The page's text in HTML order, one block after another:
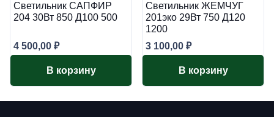
Светильник САПФИР
204 30Вт 850 Д100 500
4 500,00 ₽
В корзину
Светильник ЖЕМЧУГ
201эко 29Вт 750 Д120
1200
3 100,00 ₽
В корзину